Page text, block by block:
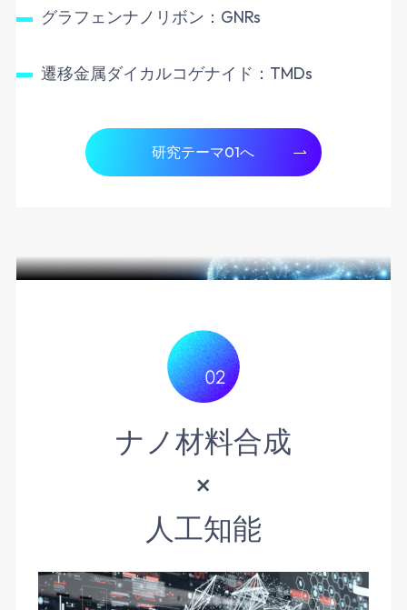
グラフェンナノリボン：GNRs
遷移金属ダイカルコゲナイド：TMDs
研究テーマ01へ
ナノ材料合成
×
人工知能